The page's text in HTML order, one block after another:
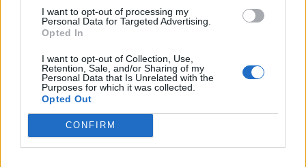
I want to opt-out of processing my
Personal Data for Targeted Advertising.
Opted In
I want to opt-out of Collection, Use,
Retention, Sale, and/or Sharing of my
Personal Data that Is Unrelated with the
Purposes for which it was collected.
Opted Out
CONFIRM
Φαίη Σκορδά: Στη Νάξο και δεν πάει
ο νους σου ποιο παραδοσιακό
φαγητό την ενθουσίασε!
SHOWBIZ
Ελένη Μενεγάκη: Η viral εμφάνιση
στο Φισκάρδο, το γεύμα με τον
Παντζόπουλο & η ανάρτηση στα
social